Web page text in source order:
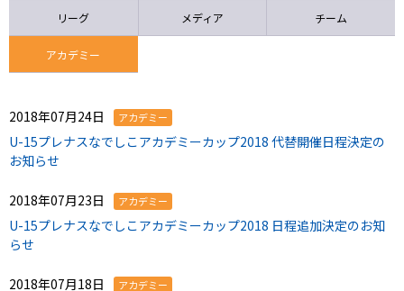
リーグ メディア チーム
アカデミー
2018年07月24日 アカデミー
U-15プレナスなでしこアカデミーカップ2018 代替開催日程決定の
お知らせ
2018年07月23日 アカデミー
U-15プレナスなでしこアカデミーカップ2018 日程追加決定のお知
らせ
2018年07月18日 アカデミー